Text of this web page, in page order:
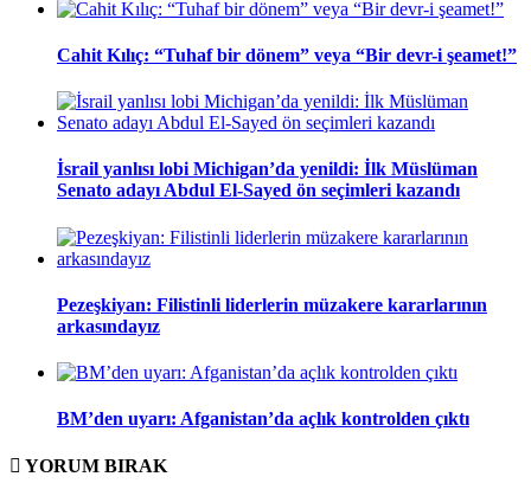
Cahit Kılıç: “Tuhaf bir dönem” veya “Bir devr-i şeamet!”
İsrail yanlısı lobi Michigan’da yenildi: İlk Müslüman
Senato adayı Abdul El-Sayed ön seçimleri kazandı
Pezeşkiyan: Filistinli liderlerin müzakere kararlarının
arkasındayız
BM’den uyarı: Afganistan’da açlık kontrolden çıktı
YORUM BIRAK